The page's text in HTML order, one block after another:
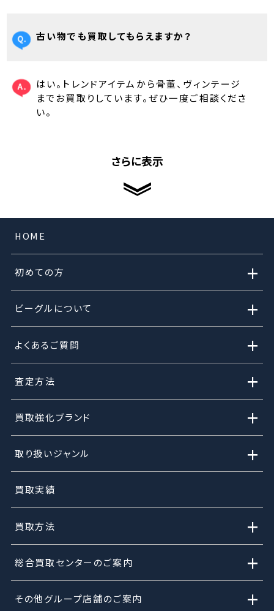
古い物でも買取してもらえますか？
はい。トレンドアイテムから骨董、ヴィンテージ
までお買取りしています。ぜひ一度ご相談くださ
い。
さらに表示
HOME
初めての方 +
ビーグルについて +
よくあるご質問 +
査定方法 +
買取強化ブランド +
取り扱いジャンル +
買取実績
買取方法 +
総合買取センターのご案内 +
その他グループ店舗のご案内 +